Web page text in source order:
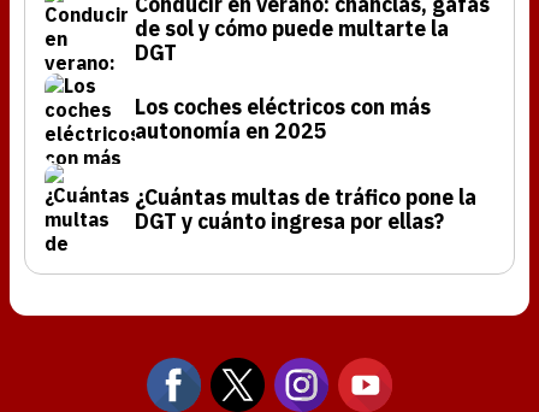
de sol y cómo puede multarte la
DGT
Los coches eléctricos con más
autonomía en 2025
¿Cuántas multas de tráfico pone la
DGT y cuánto ingresa por ellas?